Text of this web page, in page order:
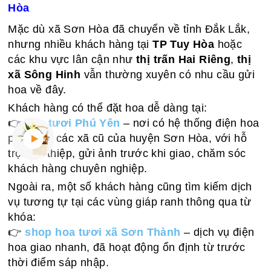
Hòa
Mặc dù xã Sơn Hòa đã chuyển về tỉnh Đắk Lắk,
nhưng nhiều khách hàng tạiTP Tuy Hòa hoặc
các khu vực lân cận nhưthị trấn Hai Riêng,thị
xã Sông Hinh vẫn thường xuyên có nhu cầu gửi
hoa về đây.
Khách hàng có thể đặt hoa dễ dàng tại:
👉hoa tươi Phú Yên – nơi có hệ thống điện hoa
phủ rộng các xã cũ của huyện Sơn Hòa, với hỗ
trợ viết thiệp, gửi ảnh trước khi giao, chăm sóc
khách hàng chuyên nghiệp.
Ngoài ra, một số khách hàng cũng tìm kiếm dịch
vụ tương tự tại các vùng giáp ranh thông qua từ
khóa:
👉 shop hoa tươi xã Sơn Thành – dịch vụ điện
hoa giao nhanh, đã hoạt động ổn định từ trước
thời điểm sáp nhập.